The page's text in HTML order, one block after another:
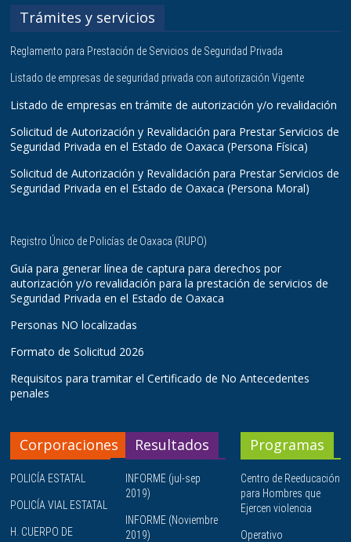
Trámites y servicios
Reglamento para Prestación de Servicios de Seguridad Privada
Listado de empresas de seguridad privada con autorización Vigente
Listado de empresas en trámite de autorización y/o revalidación
Solicitud de Autorización y Revalidación para Prestar Servicios de
Seguridad Privada en el Estado de Oaxaca (Persona Física)
Solicitud de Autorización y Revalidación para Prestar Servicios de
Seguridad Privada en el Estado de Oaxaca (Persona Moral)
Registro Único de Policías de Oaxaca (RUPO)
Guía para generar línea de captura para derechos por
autorización y/o revalidación para la prestación de servicios de
Seguridad Privada en el Estado de Oaxaca
Personas NO localizadas
Formato de Solicitud 2026
Requisitos para tramitar el Certificado de No Antecedentes
penales
Corporaciones
POLICÍA ESTATAL
POLICÍA VIAL ESTATAL
H. CUERPO DE
Resultados
INFORME (jul-sep
2019)
INFORME (Noviembre
2019)
Programas
Centro de Reeducación
para Hombres que
Ejercen violencia
Operativo